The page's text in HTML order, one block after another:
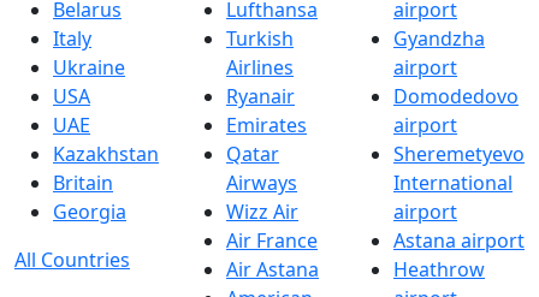
Belarus
Italy
Ukraine
USA
UAE
Kazakhstan
Britain
Georgia
All Countries
Lufthansa
Turkish
Airlines
Ryanair
Emirates
Qatar
Airways
Wizz Air
Air France
Air Astana
airport
Gyandzha
airport
Domodedovo
airport
Sheremetyevo
International
airport
Astana airport
Heathrow